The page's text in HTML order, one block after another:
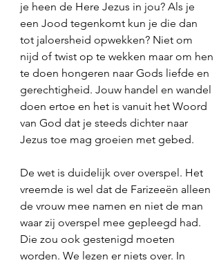
je heen de Here Jezus in jou? Als je
een Jood tegenkomt kun je die dan
tot jaloersheid opwekken? Niet om
nijd of twist op te wekken maar om hen
te doen hongeren naar Gods liefde en
gerechtigheid. Jouw handel en wandel
doen ertoe en het is vanuit het Woord
van God dat je steeds dichter naar
Jezus toe mag groeien met gebed.
De wet is duidelijk over overspel. Het
vreemde is wel dat de Farizeeën alleen
de vrouw mee namen en niet de man
waar zij overspel mee gepleegd had.
Die zou ook gestenigd moeten
worden. We lezen er niets over. In